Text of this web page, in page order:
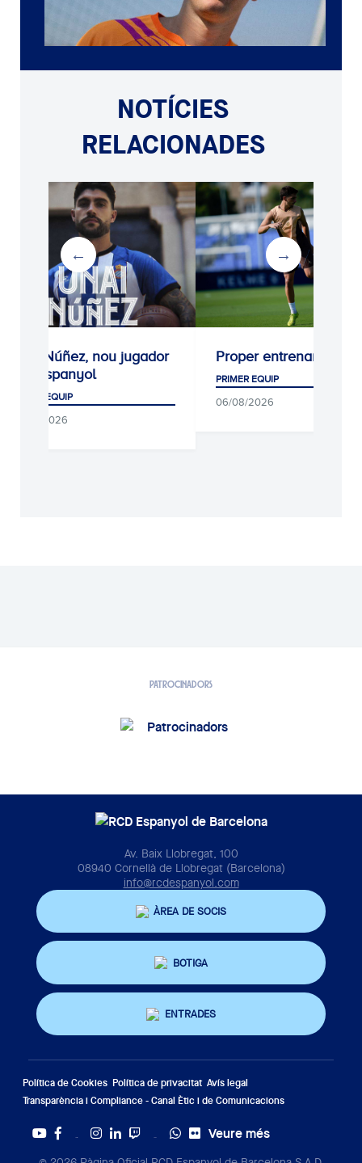
NOTÍCIES
RELACIONADES
Unai Núñez, nou jugador
de l'Espanyol
PRIMER EQUIP
06/08/2026
Proper entrenament
PRIMER EQUIP
06/08/2026
PATROCINADORS
Av. Baix Llobregat, 100
08940 Cornellà de Llobregat (Barcelona)
info@rcdespanyol.com
ÀREA DE SOCIS
BOTIGA
ENTRADES
Política de Cookies Política de privacitat Avís legal
Transparència i Compliance - Canal Ètic i de Comunicacions
Veure més